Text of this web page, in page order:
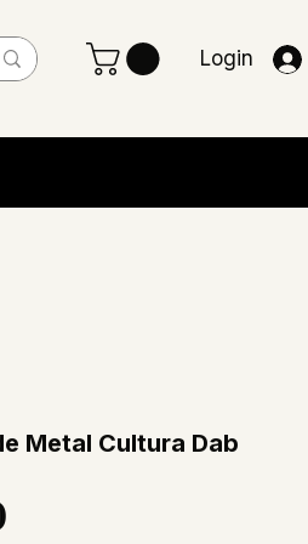
Login
Metal Cultura Dab